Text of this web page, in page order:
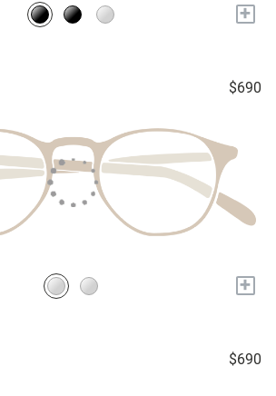
+
$690
+
$690